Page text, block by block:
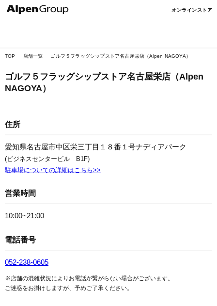
オンラインストア
TOP 店舗一覧 ゴルフ５フラッグシップストア名古屋栄店（Alpen NAGOYA）
ゴルフ５フラッグシップストア名古屋栄店（Alpen
NAGOYA）
住所
愛知県名古屋市中区栄三丁目１８番１号ナディアパーク
(ビジネスセンタービル B1F)
駐車場についての詳細はこちら>>
営業時間
10:00~21:00
電話番号
052-238-0605
※店舗の混雑状況によりお電話が繋がらない場合がございます。
ご迷惑をお掛けしますが、予めご了承ください。